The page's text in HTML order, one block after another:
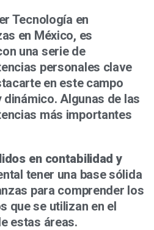
Tecnología en
en México, es
una serie de
personales clave
en este campo
Algunas de las
más importantes
en contabilidad y
tener una base sólida
para comprender los
que se utilizan en el
estas áreas.